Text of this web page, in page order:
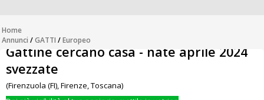
Home
Annunci /GATTI /Europeo
Gattine cercano casa - nate aprile 2024
svezzate
(Firenzuola (FI), Firenze, Toscana)